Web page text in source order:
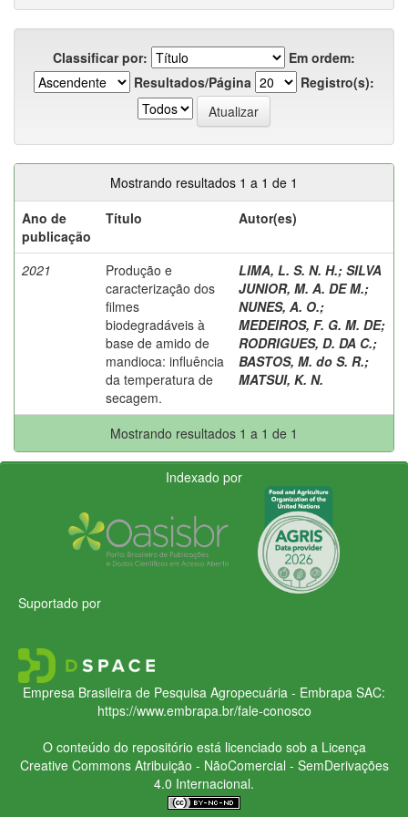
Classificar por:
Em ordem:
Resultados/Página
Registro(s):
Mostrando resultados 1 a 1 de 1
Ano de
publicação
Título Autor(es)
2021
Produção e
caracterização dos
filmes
biodegradáveis à
base de amido de
mandioca: influência
da temperatura de
secagem.
LIMA, L. S. N. H.; SILVA
JUNIOR, M. A. DE M.;
NUNES, A. O.;
MEDEIROS, F. G. M. DE;
RODRIGUES, D. DA C.;
BASTOS, M. do S. R.;
MATSUI, K. N.
Mostrando resultados 1 a 1 de 1
Indexado por
Suportado por
Empresa Brasileira de Pesquisa Agropecuária - Embrapa SAC:
https://www.embrapa.br/fale-conosco
O conteúdo do repositório está licenciado sob a Licença
Creative CommonsAtribuição - NãoComercial - SemDerivações
4.0 Internacional.